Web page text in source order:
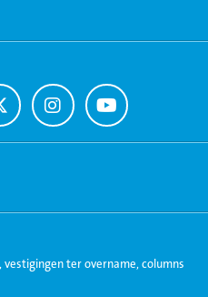
Ga
naar
Instagram
Ga
naar
Youtube
ter overname, columns